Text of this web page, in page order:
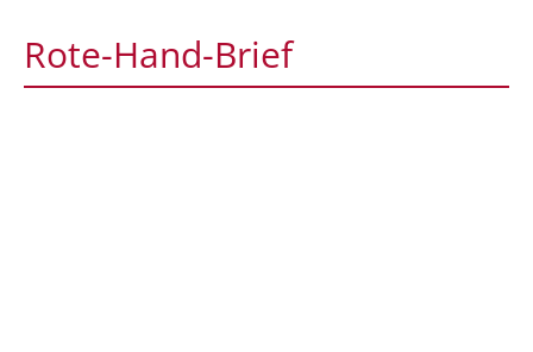
Rote-Hand-Brief